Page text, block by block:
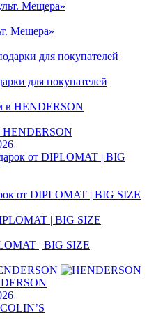
Мещера»
для покупателей
HENDERSON
от DIPLOMAT | BIG SIZE
| BIG SIZE